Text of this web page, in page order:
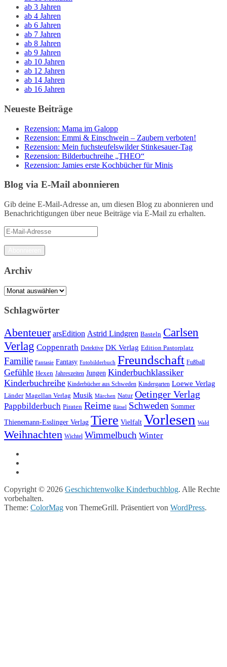
ab 3 Jahren
ab 4 Jahren
ab 6 Jahren
ab 7 Jahren
ab 8 Jahren
ab 9 Jahren
ab 10 Jahren
ab 12 Jahren
ab 14 Jahren
ab 16 Jahren
Neueste Beiträge
Rezension: Mama im Galopp
Rezension: Emmi & Einschwein – Zaubern verboten!
Rezension: Mein fuchsteufelswilder Stinkesauer-Tag
Rezension: Bilderbuchreihe „THEO“
Rezension: Jamies erste Kochbücher für Minis
Blog via E-Mail abonnieren
Gib deine E-Mail-Adresse an, um diesen Blog zu abonnieren und
Benachrichtigungen über neue Beiträge via E-Mail zu erhalten.
E-
Mail-
Adresse
Archiv
Archiv
Schlagwörter
Abenteuer arsEdition Astrid Lindgren Basteln Carlsen
Verlag Coppenrath Detektive DK Verlag Edition Pastorplatz
Familie Fantasie Fantasy Fotobilderbuch Freundschaft Fußball
Gefühle Hexen Jahreszeiten Jungen Kinderbuchklassiker
Kinderbuchreihe Kinderbücher aus Schweden Kindergarten Loewe Verlag
Länder Magellan Verlag Musik Märchen Natur Oetinger Verlag
Pappbilderbuch Piraten Reime Rätsel Schweden Sommer
Thienemann-Esslinger Verlag Tiere Vielfalt Vorlesen Wald
Weihnachten Wichtel Wimmelbuch Winter
Copyright © 2026 Geschichtenwolke Kinderbuchblog. Alle Rechte
vorbehalten.
Theme: ColorMag von ThemeGrill. Präsentiert von WordPress.